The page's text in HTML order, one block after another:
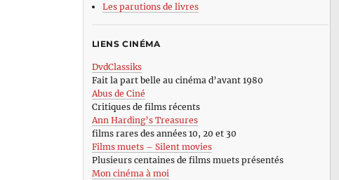
Les parutions de livres
LIENS CINÉMA
DvdClassiks
Fait la part belle au cinéma d’avant 1980
Abus de Ciné
Critiques de films récents
Ann Harding’s Treasures
films rares des années 10, 20 et 30
Films muets – Silent movies
Plusieurs centaines de films muets présentés
Mon cinéma à moi